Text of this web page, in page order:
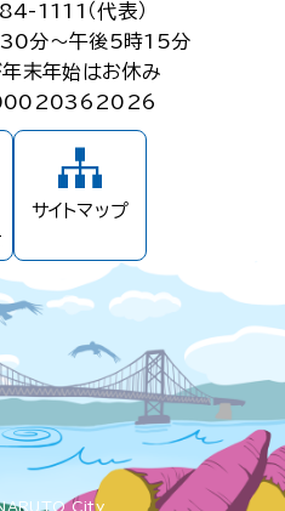
1111（代表）
30分～午後5時15分
末年始はお休み
サイトマップ
City